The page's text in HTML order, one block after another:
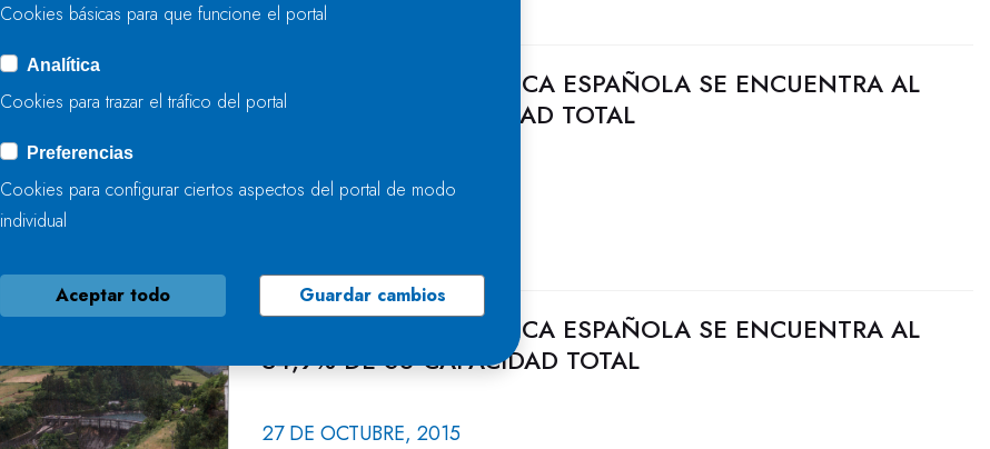
LA RESERVA HIDRÁULICA ESPAÑOLA SE ENCUENTRA AL
55,7% DE SU CAPACIDAD TOTAL
03 DE NOVIEMBRE, 2015
LA RESERVA HIDRÁULICA ESPAÑOLA SE ENCUENTRA AL
54,9% DE SU CAPACIDAD TOTAL
27 DE OCTUBRE, 2015
Cookies básicas para que funcione el portal
Analítica
Cookies para trazar el tráfico del portal
Preferencias
Cookies para configurar ciertos aspectos del portal de modo
individual
Aceptar todo Guardar cambios